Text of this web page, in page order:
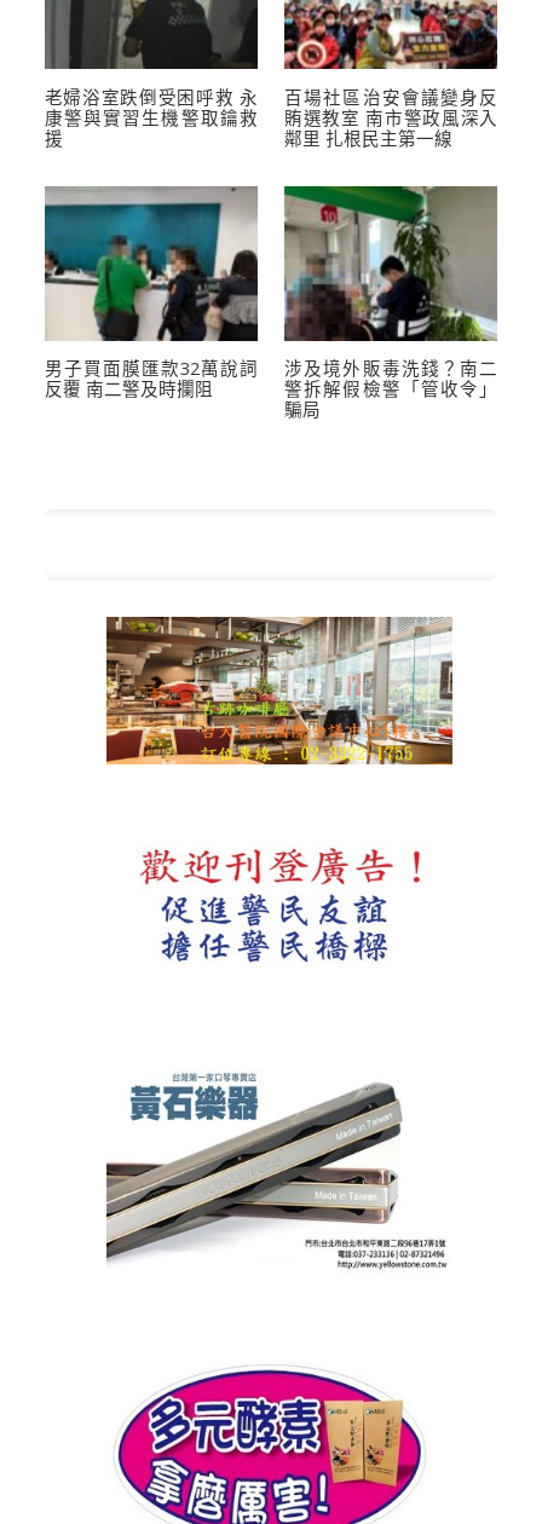
老婦浴室跌倒受困呼救 永
康警與實習生機警取鑰救
援
百場社區治安會議變身反
賄選教室 南市警政風深入
鄰里 扎根民主第一線
男子買面膜匯款32萬說詞
反覆 南二警及時攔阻
涉及境外販毒洗錢？南二
警拆解假檢警「管收令」
騙局